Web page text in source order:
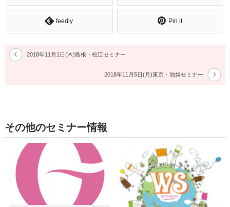
feedly Pin it
2018年11月1日(木)島根・松江セミナー
2018年11月5日(月)東京・池袋セミナー
その他のセミナー情報